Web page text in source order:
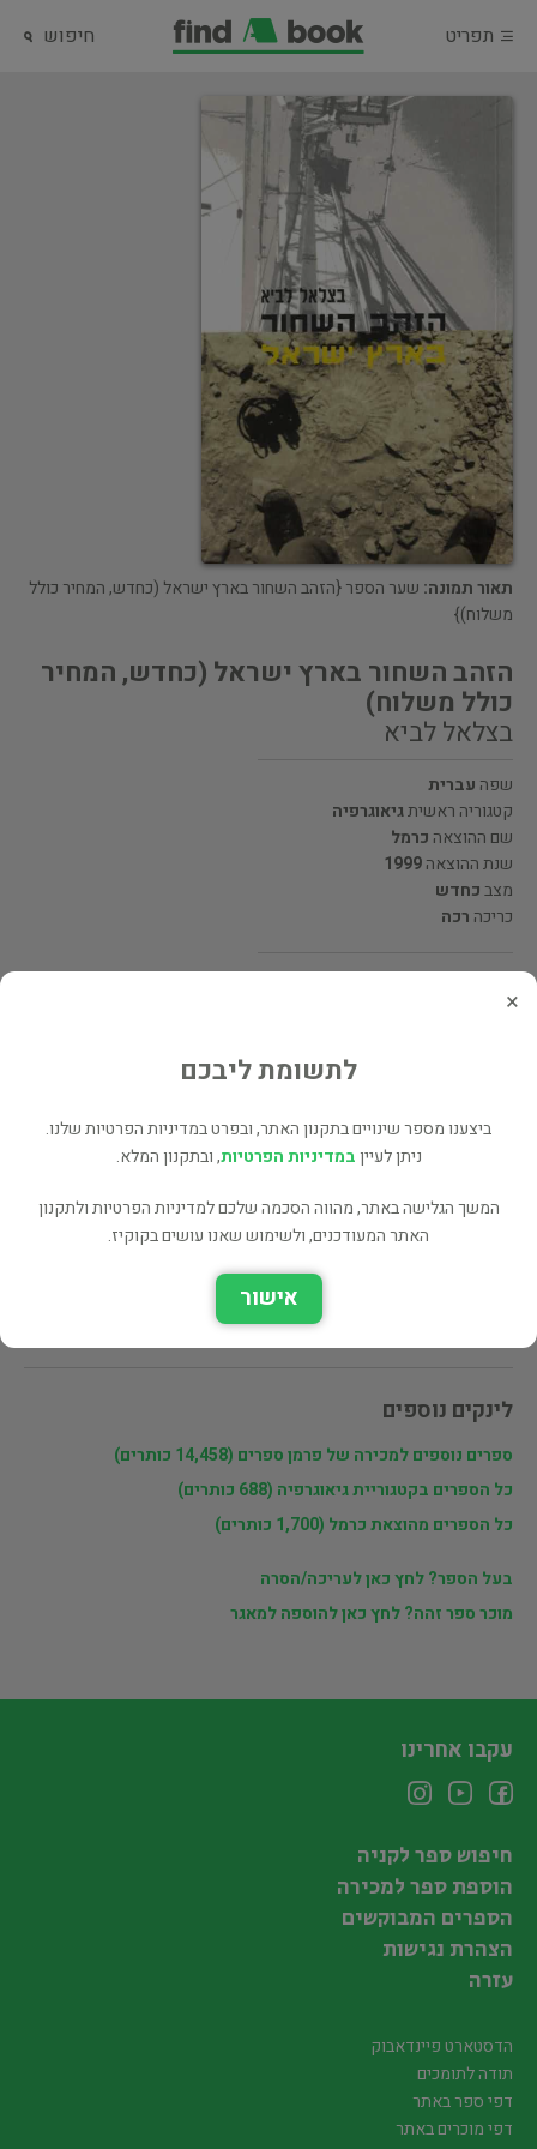
תפריט חיפוש
תאור תמונה: שער הספר {הזהב השחור בארץ ישראל (כחדש, המחיר כולל
משלוח)}
הזהב השחור בארץ ישראל (כחדש, המחיר
כולל משלוח)
בצלאל לביא
שפה עברית
קטגוריה ראשיתגיאוגרפיה
שם ההוצאה כרמל
שנת ההוצאה1999
מצבכחדש
כריכה רכה
מחיר 65 ₪
המחיר כולל משלוח
לינקים נוספים
ספרים נוספים למכירה של פרמן ספרים (14,458 כותרים)
כל הספרים בקטגוריית גיאוגרפיה (688 כותרים)
כל הספרים מהוצאת כרמל (1,700 כותרים)
בעל הספר? לחץ כאן לעריכה/הסרה
מוכר ספר זהה? לחץ כאן להוספה למאגר
×
לתשומת ליבכם
ביצענו מספר שינויים בתקנון האתר, ובפרט במדיניות הפרטיות שלנו.
ניתן לעייןבמדיניות הפרטיות, ובתקנון המלא.
המשך הגלישה באתר, מהווה הסכמה שלכם למדיניות הפרטיות ולתקנון
האתר המעודכנים, ולשימוש שאנו עושים בקוקיז.
אישור
עקבו אחרינו
חיפוש ספר לקניה
הוספת ספר למכירה
הספרים המבוקשים
הצהרת נגישות
עזרה
הדסטארט פיינדאבוק
תודה לתומכים
דפי ספר באתר
דפי מוכרים באתר